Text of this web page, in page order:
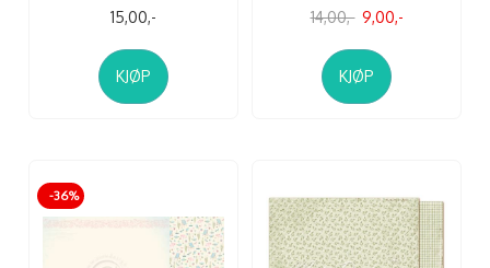
15,00,-
KJØP
14,00,- 9,00,-
KJØP
-36%